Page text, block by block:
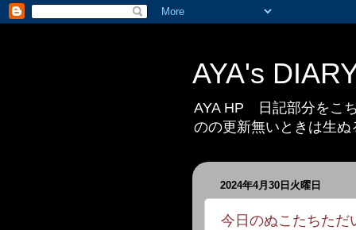
AYA's
AYA HP 日記部分をこ
のの更新無いときは生ぬ
2024年4月30日火曜日
今日のぬこたちた